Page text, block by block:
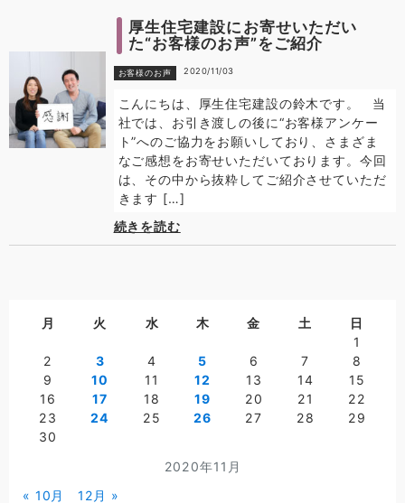
厚生住宅建設にお寄せいただい
た“お客様のお声”をご紹介
お客様のお声 2020/11/03
こんにちは、厚生住宅建設の鈴木です。 当
社では、お引き渡しの後に“お客様アンケー
ト”へのご協力をお願いしており、さまざま
なご感想をお寄せいただいております。今回
は、その中から抜粋してご紹介させていただ
きます […]
続きを読む
2020年11月
月 火 水 木 金 土
日
1
2
3 4 5 6 7
8
9
10 11 12 13 14
15
16
17 18 19 20 21
22
23
24 25 26 27 28
29
30
« 10月 12月 »